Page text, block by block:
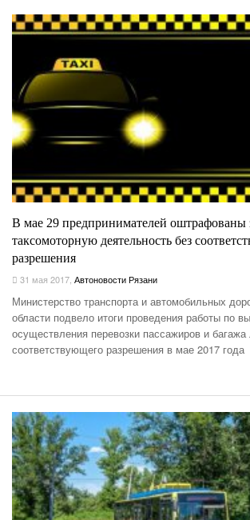
В мае 29 предпринимателей оштрафованы
таксомоторную деятельность без
разрешения
31 мая 2017, Автоновости Рязани
Министерство транспорта и автомобильных
области подвело итоги проведения работы по
осуществления перевозки пассажиров и багажа
соответствующего разрешения в мае 2017 года